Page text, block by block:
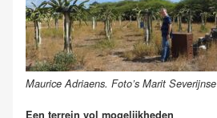
Maurice Adriaens. Foto’s Marit Severijnse
Een terrein vol mogelijkheden